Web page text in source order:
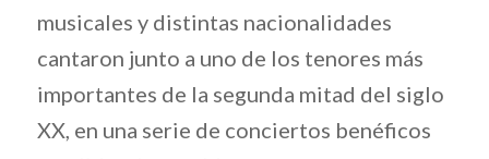
musicales y distintas nacionalidades
cantaron junto a uno de los tenores más
importantes de la segunda mitad del siglo
XX, en una serie de conciertos benéficos